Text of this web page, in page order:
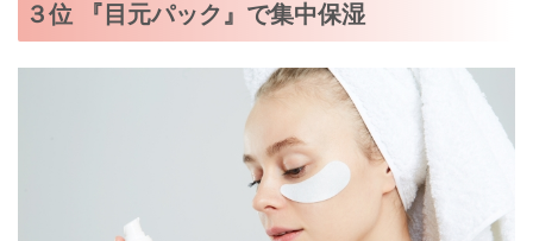
３位 『目元パック』で集中保湿